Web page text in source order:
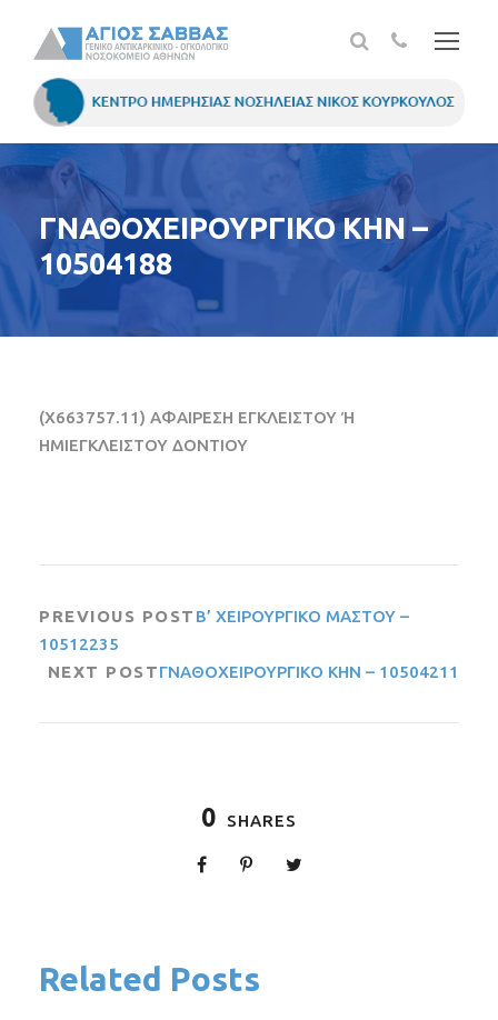
ΓΝΑΘΟΧΕΙΡΟΥΡΓΙΚΟ ΚΗΝ –
10504188
(X663757.11) ΑΦΑΙΡΕΣΗ ΕΓΚΛΕΙΣΤΟΥ Ή
ΗΜΙΕΓΚΛΕΙΣΤΟΥ ΔΟΝΤΙΟΥ
PREVIOUS POST Β’ ΧΕΙΡΟΥΡΓΙΚΟ ΜΑΣΤΟΥ –
10512235
NEXT POSTΓΝΑΘΟΧΕΙΡΟΥΡΓΙΚΟ ΚΗΝ – 10504211
0 SHARES
Related Posts